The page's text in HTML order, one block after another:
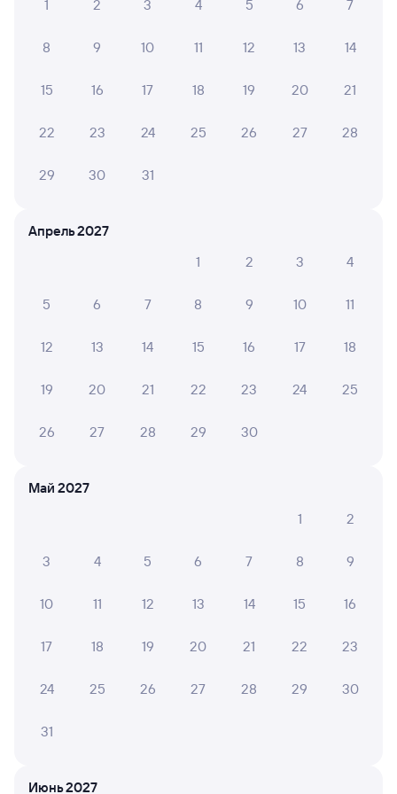
1
2 3 4 5 6 7
8 9 10 11 12 13 14
15 16 17 18 19 20 21
22 23 24 25 26 27 28
29 30 31
Апрель 2027
1
2 3 4
5 6 7 8 9 10 11
12 13 14 15 16 17 18
19 20 21 22 23 24 25
26 27 28 29 30
Май 2027
1
2
3 4 5 6 7 8 9
10 11 12 13 14 15 16
17 18 19 20 21 22 23
24 25 26 27 28 29 30
31
Июнь 2027